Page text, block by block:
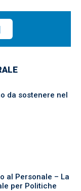
da sostenere nel
al Personale – La
per Politiche